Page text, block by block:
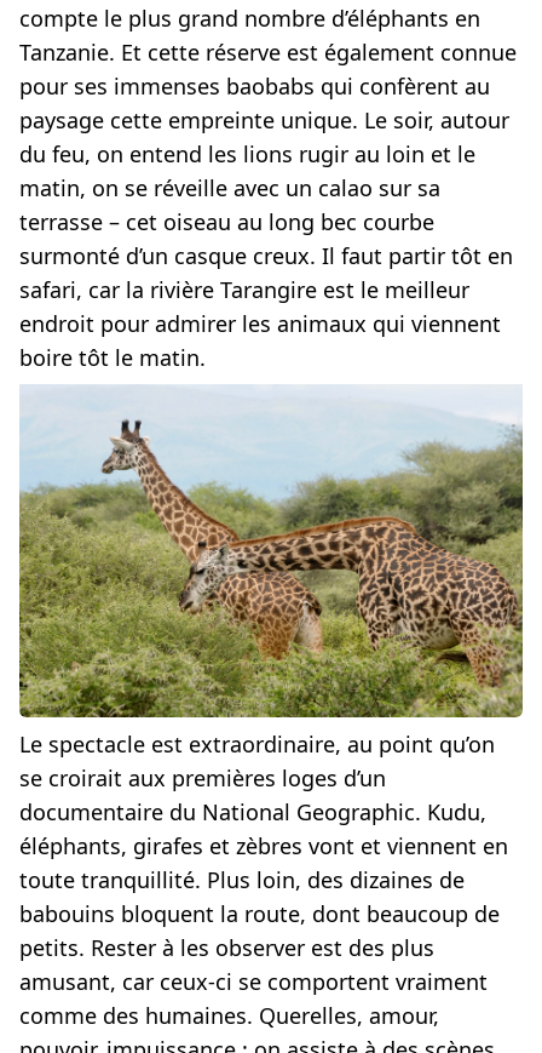
compte le plus grand nombre d’éléphants en
Tanzanie. Et cette réserve est également connue
pour ses immenses baobabs qui confèrent au
paysage cette empreinte unique. Le soir, autour
du feu, on entend les lions rugir au loin et le
matin, on se réveille avec un calao sur sa
terrasse – cet oiseau au long bec courbe
surmonté d’un casque creux. Il faut partir tôt en
safari, car la rivière Tarangire est le meilleur
endroit pour admirer les animaux qui viennent
boire tôt le matin.
Le spectacle est extraordinaire, au point qu’on
se croirait aux premières loges d’un
documentaire du National Geographic. Kudu,
éléphants, girafes et zèbres vont et viennent en
toute tranquillité. Plus loin, des dizaines de
babouins bloquent la route, dont beaucoup de
petits. Rester à les observer est des plus
amusant, car ceux-ci se comportent vraiment
comme des humaines. Querelles, amour,